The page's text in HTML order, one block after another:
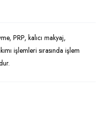
PRP, kalıcı makyaj,
işlemleri sırasında işlem